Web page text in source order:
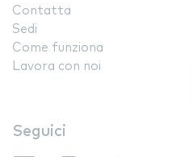
Contatta
Sedi
Come funziona
Lavora con noi
Seguici